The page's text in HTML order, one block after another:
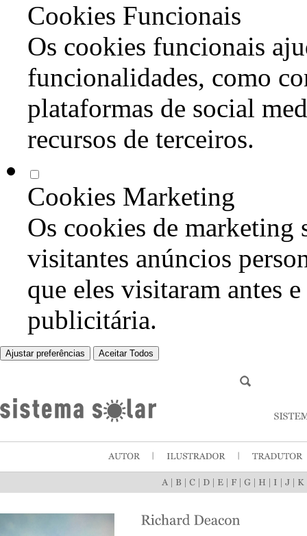
Cookies Funcionais
Os cookies funcionais
funcionalidades, como
plataformas de social
recursos de terceiros.
Cookies Marketing
Os cookies de marketing
visitantes anúncios
que eles visitaram antes
publicitária.
Ajustar preferências Aceitar Todos